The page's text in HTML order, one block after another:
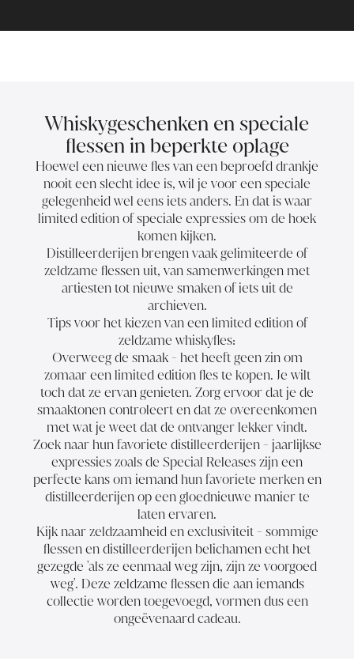
Whiskygeschenken en speciale
flessen in beperkte oplage
Hoewel een nieuwe fles van een beproefd drankje
nooit een slecht idee is, wil je voor een speciale
gelegenheid wel eens iets anders. En dat is waar
limited edition of speciale expressies om de hoek
komen kijken.
Distilleerderijen brengen vaak gelimiteerde of
zeldzame flessen uit, van samenwerkingen met
artiesten tot nieuwe smaken of iets uit de
archieven.
Tips voor het kiezen van een limited edition of
zeldzame whiskyfles:
Overweeg de smaak - het heeft geen zin om
zomaar een limited edition fles te kopen. Je wilt
toch dat ze ervan genieten. Zorg ervoor dat je de
smaaktonen controleert en dat ze overeenkomen
met wat je weet dat de ontvanger lekker vindt.
Zoek naar hun favoriete distilleerderijen - jaarlijkse
expressies zoals de Special Releases zijn een
perfecte kans om iemand hun favoriete merken en
distilleerderijen op een gloednieuwe manier te
laten ervaren.
Kijk naar zeldzaamheid en exclusiviteit - sommige
flessen en distilleerderijen belichamen echt het
gezegde 'als ze eenmaal weg zijn, zijn ze voorgoed
weg'. Deze zeldzame flessen die aan iemands
collectie worden toegevoegd, vormen dus een
ongeëvenaard cadeau.